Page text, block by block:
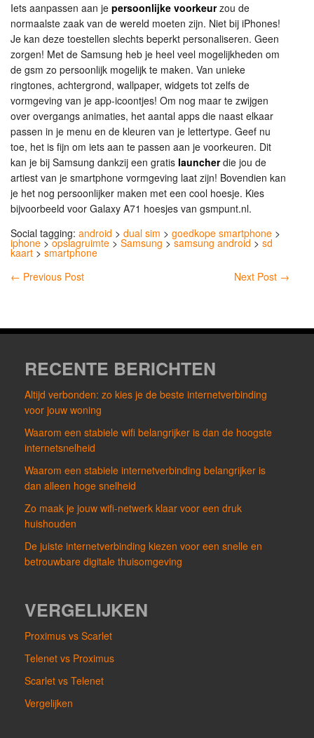
Iets aanpassen aan je persoonlijke voorkeurzou de
normaalste zaak van de wereld moeten zijn. Niet bij iPhones!
Je kan deze toestellen slechts beperkt personaliseren. Geen
zorgen! Met de Samsung heb je heel veel mogelijkheden om
de gsm zo persoonlijk mogelijk te maken. Van unieke
ringtones, achtergrond, wallpaper, widgets tot zelfs de
vormgeving van je app-icoontjes! Om nog maar te zwijgen
over overgangs animaties, het aantal apps die naast elkaar
passen in je menu en de kleuren van je lettertype. Geef nu
toe, het is fijn om iets aan te passen aan je voorkeuren. Dit
kan je bij Samsung dankzij een gratis launcherdie jou de
artiest van je smartphone vormgeving laat zijn! Bovendien kan
je het nog persoonlijker maken met een cool hoesje. Kies
bijvoorbeeld voor Galaxy A71 hoesjes van gsmpunt.nl.
Social tagging: android > dual sim > goedkope smartphone >
iphone >opslagruimte > Samsung >samsung android > sd
kaart > smartphone
← Previous Post Next Post →
RECENTE BERICHTEN
Altijd verbonden: zo kies je de beste internetverbinding
voor jouw woning
Waarom een stabiele wifi belangrijker is dan de hoogste
internetsnelheid
Waarom een stabiele internetverbinding belangrijker is
dan alleen hoge snelheid
Zo maak je jouw wifi-netwerk klaar voor een druk
huishouden
De juiste internetverbinding kiezen voor een snelle en
betrouwbare digitale thuisomgeving
VERGELIJKEN
Proximus vs Scarlet
Telenet vs Proximus
Scarlet vs Telenet
Vergelijken